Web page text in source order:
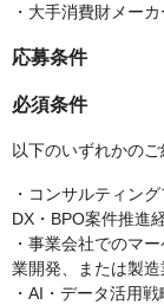
・大手消費財メー
応募条件
必須条件
以下のいずれかの
・コンサルティン
DX・BPO案件推進
・事業会社でのマ
業開発、または製
・AI・データ活用